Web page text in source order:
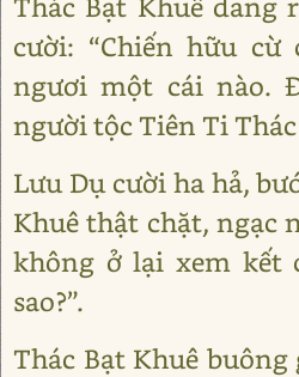
cười: “Chiến hữu
ngươi một cái nào.
người tộc Tiên Ti Thác
Lưu Dụ cười ha hả,
Khuê thật chặt, ngạc
không ở lại xem kết
sao?”.
Thác Bạt Khuê